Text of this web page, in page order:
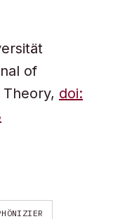
of
doi: